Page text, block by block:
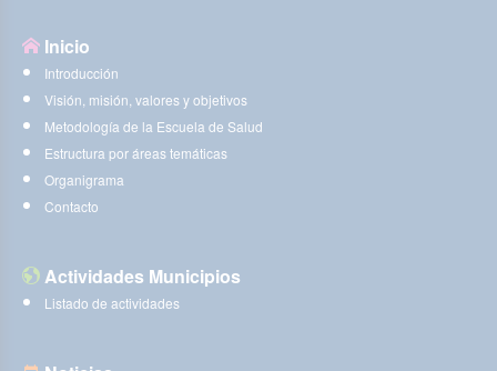
Inicio
Introducción
Visión, misión, valores y objetivos
Metodología de la Escuela de Salud
Estructura por áreas temáticas
Organigrama
Contacto
Actividades Municipios
Listado de actividades